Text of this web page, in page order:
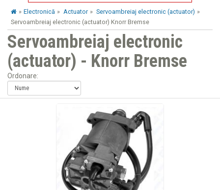
» Electronică » Actuator » Servoambreiaj electronic (actuator) »
Servoambreiaj electronic (actuator) Knorr Bremse
Servoambreiaj electronic
(actuator) - Knorr Bremse
Ordonare: